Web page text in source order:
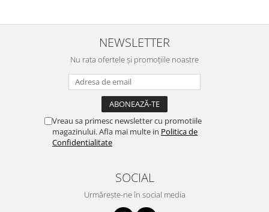
NEWSLETTER
Nu rata ofertele și promoțiile noastre
Vreau sa primesc newsletter cu promotiile
magazinului. Afla mai multe in Politica de
Confidentialitate
SOCIAL
Urmărește-ne în social media